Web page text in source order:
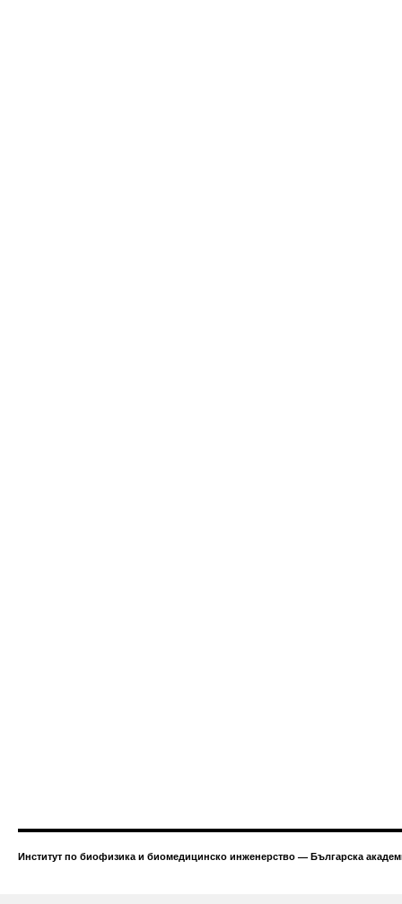
Институт по биофизика и биомедицинско инженерство — Българска